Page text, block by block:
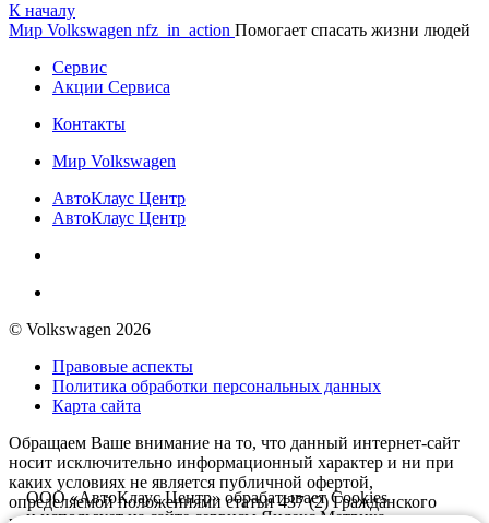
К началу
Мир Volkswagen nfz_in_action Помогает спасать жизни людей
Сервис
Акции Сервиса
Контакты
Мир Volkswagen
АвтоКлаус Центр
АвтоКлаус Центр
© Volkswagen 2026
Правовые аспекты
Политика обработки персональных данных
Карта сайта
Обращаем Ваше внимание на то, что данный интернет-сайт
носит исключительно информационный характер и ни при
каких условиях не является публичной офертой,
определяемой положениями статьи 437 (2) Гражданского
ООО «АвтоКлаус Центр» обрабатывает Cookies
и использует на сайте сервисы Яндекс.Метрика